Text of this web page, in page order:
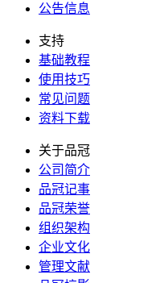
公告信息
支持
基础教程
使用技巧
常见问题
资料下载
关于品冠
公司简介
品冠记事
品冠荣誉
组织架构
企业文化
管理文献